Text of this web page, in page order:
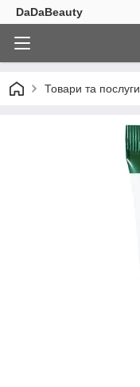
DaDaBeauty
Товари та послуги